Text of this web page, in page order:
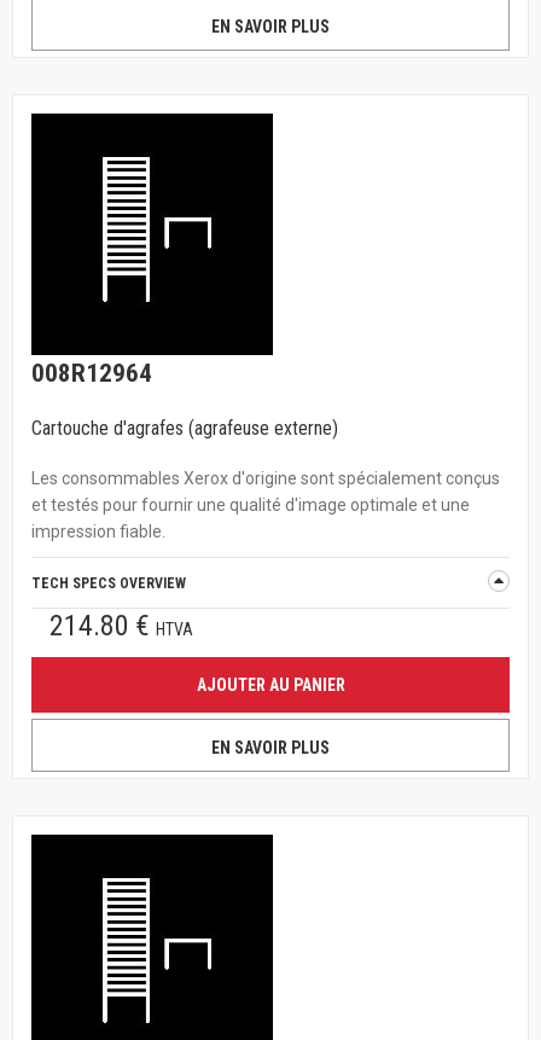
EN SAVOIR PLUS
008R12964
Cartouche d'agrafes (agrafeuse externe)
Les consommables Xerox d'origine sont spécialement conçus
et testés pour fournir une qualité d'image optimale et une
impression fiable.
TECH SPECS OVERVIEW
214.80 € HTVA
AJOUTER AU PANIER
EN SAVOIR PLUS